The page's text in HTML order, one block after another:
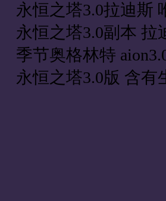
永恒之塔3.0拉迪斯
永恒之塔3.0副本 拉
季节奥格林特
永恒之塔3.0版 含有